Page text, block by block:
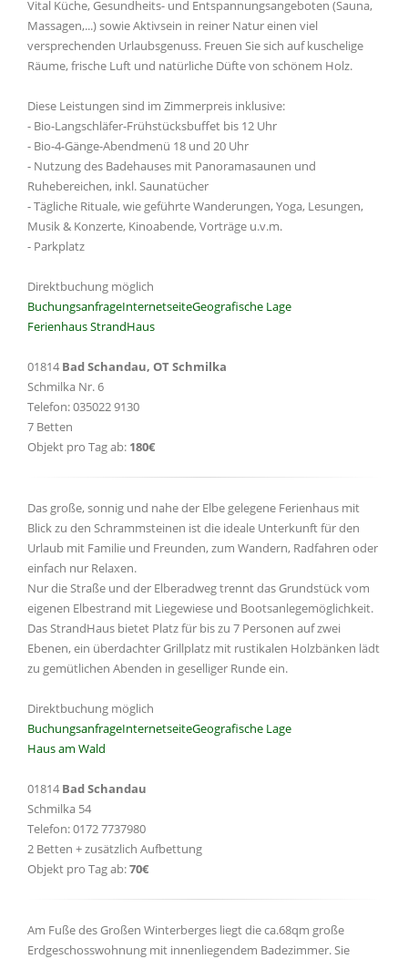
Vital Küche, Gesundheits- und Entspannungsangeboten (Sauna,
Massagen,...) sowie Aktivsein in reiner Natur einen viel
versprechenden Urlaubsgenuss. Freuen Sie sich auf kuschelige
Räume, frische Luft und natürliche Düfte von schönem Holz.
Diese Leistungen sind im Zimmerpreis inklusive:
- Bio-Langschläfer-Frühstücksbuffet bis 12 Uhr
- Bio-4-Gänge-Abendmenü 18 und 20 Uhr
- Nutzung des Badehauses mit Panoramasaunen und
Ruhebereichen, inkl. Saunatücher
- Tägliche Rituale, wie geführte Wanderungen, Yoga, Lesungen,
Musik & Konzerte, Kinoabende, Vorträge u.v.m.
- Parkplatz
Direktbuchung möglich
BuchungsanfrageInternetseiteGeografische Lage
Ferienhaus StrandHaus
01814 Bad Schandau, OT Schmilka
Schmilka Nr. 6
Telefon: 035022 9130
7 Betten
Objekt pro Tag ab: 180€
Das große, sonnig und nahe der Elbe gelegene Ferienhaus mit
Blick zu den Schrammsteinen ist die ideale Unterkunft für den
Urlaub mit Familie und Freunden, zum Wandern, Radfahren oder
einfach nur Relaxen.
Nur die Straße und der Elberadweg trennt das Grundstück vom
eigenen Elbestrand mit Liegewiese und Bootsanlegemöglichkeit.
Das StrandHaus bietet Platz für bis zu 7 Personen auf zwei
Ebenen, ein überdachter Grillplatz mit rustikalen Holzbänken lädt
zu gemütlichen Abenden in geselliger Runde ein.
Direktbuchung möglich
BuchungsanfrageInternetseiteGeografische Lage
Haus am Wald
01814 Bad Schandau
Schmilka 54
Telefon: 0172 7737980
2 Betten + zusätzlich Aufbettung
Objekt pro Tag ab:70€
Am Fuße des Großen Winterberges liegt die ca.68qm große
Erdgeschosswohnung mit innenliegendem Badezimmer. Sie